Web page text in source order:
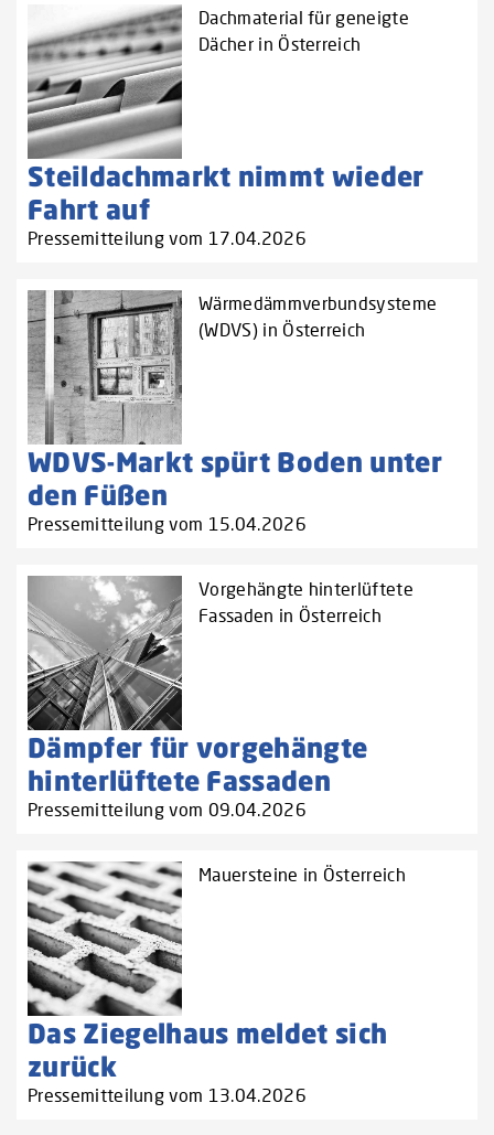
Dachmaterial für geneigte
Dächer in Österreich
Steildachmarkt nimmt wieder
Fahrt auf
Pressemitteilung vom 17.04.2026
Wärmedämmverbundsysteme
(WDVS) in Österreich
WDVS-Markt spürt Boden unter
den Füßen
Pressemitteilung vom 15.04.2026
Vorgehängte hinterlüftete
Fassaden in Österreich
Dämpfer für vorgehängte
hinterlüftete Fassaden
Pressemitteilung vom 09.04.2026
Mauersteine in Österreich
Das Ziegelhaus meldet sich
zurück
Pressemitteilung vom 13.04.2026